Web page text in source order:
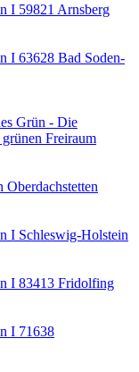
I 59821 Arnsberg
I 63628 Bad Soden-
Grün - Die
Freiraum
Oberdachstetten
I Schleswig-Holstein
I 83413 Fridolfing
I 71638